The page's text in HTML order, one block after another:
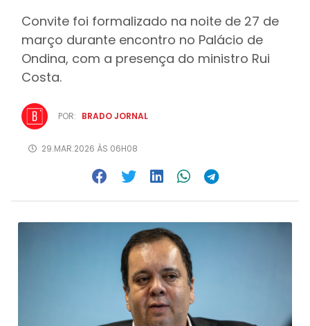
Convite foi formalizado na noite de 27 de
março durante encontro no Palácio de
Ondina, com a presença do ministro Rui
Costa.
POR: BRADO JORNAL
29.MAR.2026 ÀS 06H08